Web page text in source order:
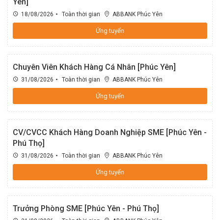
Khối Quản trị rủi ro_Phòng Quản trị rủi ro tín dụng
Khối Quản trị rủi ro_Phòng Quản trị rủi ro tích hợp
Khối Kế toán_Ban Giám đốc
Khối Kế toán_Phòng Kế toán thanh toán
Khối Kế toán_Phòng Kế toán tổng hợp
Khối Kế toán_Phòng kế toán nguồn vốn
Khối Kế toán_Phòng Kiểm soát
Khối Thẩm định và Phê duyệt tín dụng_Ban Giám đốc
ABBANK Bắc Ninh
ABBANK Bắc Thăng Long
ABBANK Bến Cát
ABBANK Bến Lức
ABBANK Bến Nghé
ABBANK Tây Sài Gòn
18/08/2026 Toàn thời gian ABBANK Phúc Yên
Ứng tuyển
Chuyên Viên Khách Hàng Cá Nhân [Phúc Yên]
31/08/2026 Toàn thời gian ABBANK Phúc Yên
Ứng tuyển
CV/CVCC Khách Hàng Doanh Nghiệp SME [Phúc Yên -
Phú Thọ]
31/08/2026 Toàn thời gian ABBANK Phúc Yên
Ứng tuyển
Trưởng Phòng SME [Phúc Yên - Phú Thọ]